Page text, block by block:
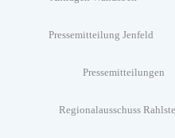
Pressemitteilung Jenfeld
Pressemitteilungen
Regionalausschuss